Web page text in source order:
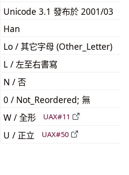
Unicode 3.1 發布於 2001/03
Han
Lo / 其它字母 (Other_Letter)
L / 左至右書寫
N / 否
0 / Not_Reordered; 無
W / 全形 UAX#11
U / 正立 UAX#50